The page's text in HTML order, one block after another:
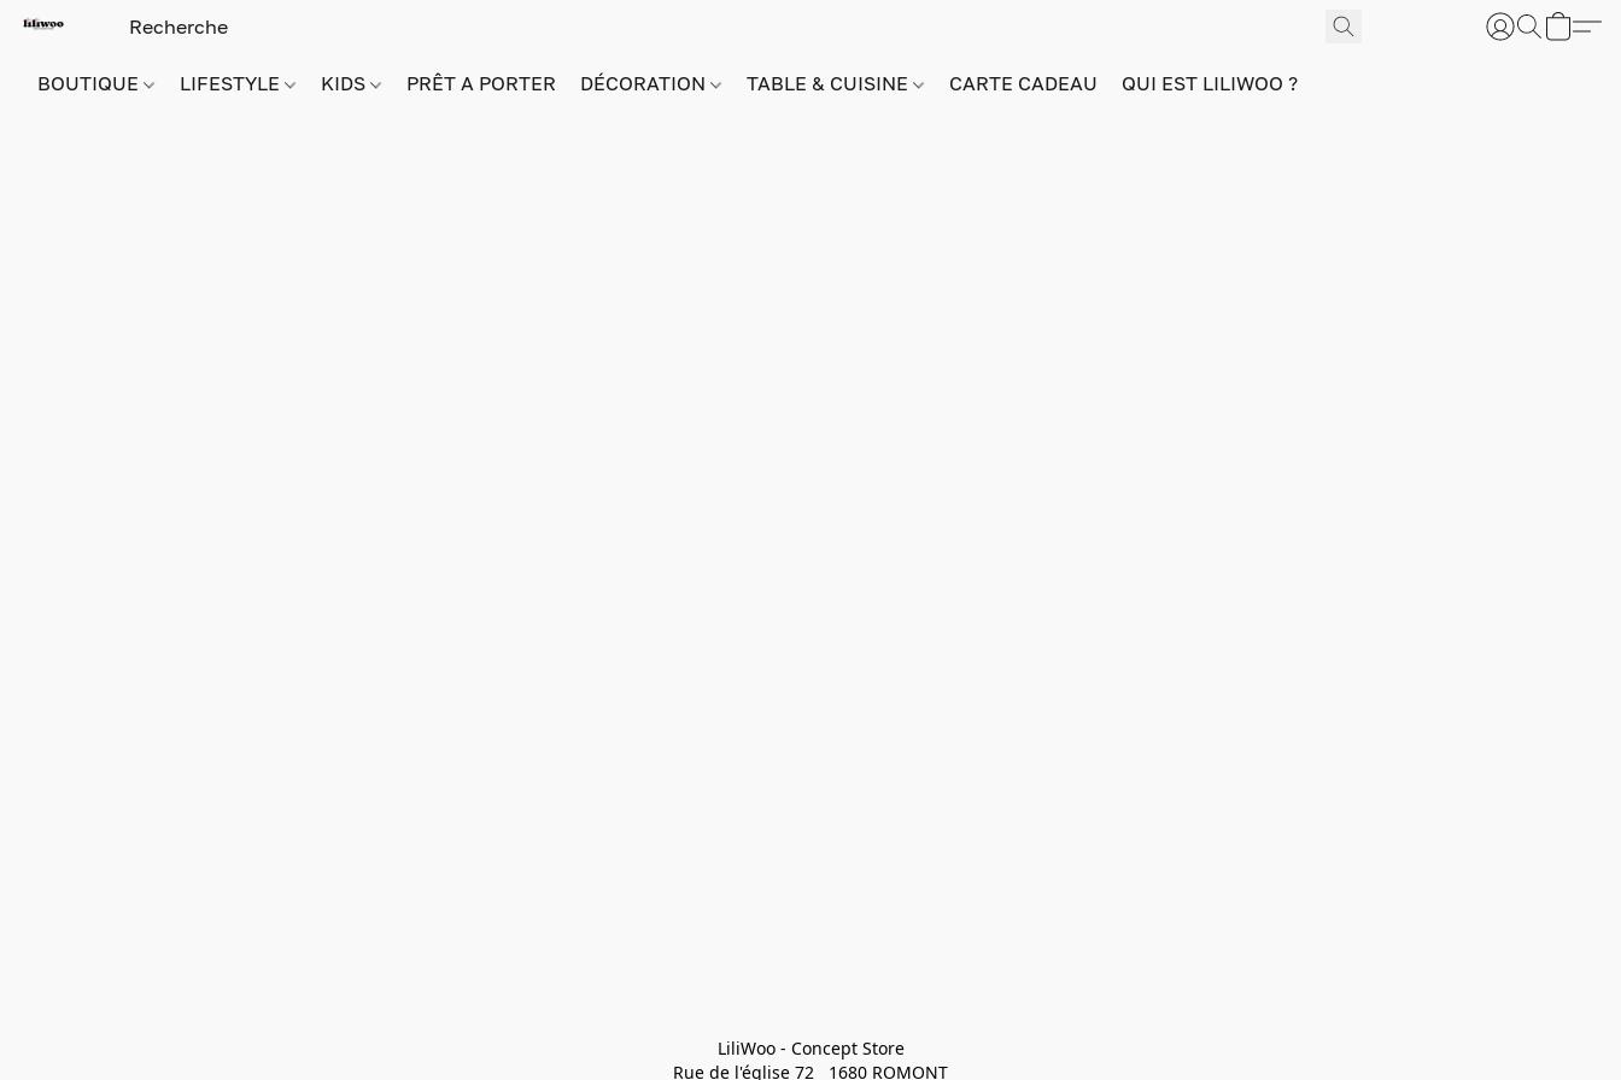
BOUTIQUE LIFESTYLE KIDS PRÊT A PORTER DÉCORATION TABLE & CUISINE CARTE CADEAU QUI EST LILIWOO ?
LiliWoo - Concept Store
Rue de l'église 72   1680 ROMONT